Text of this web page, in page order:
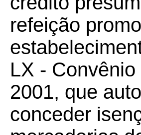
refeição
LX - Convênio
2001, que
conceder